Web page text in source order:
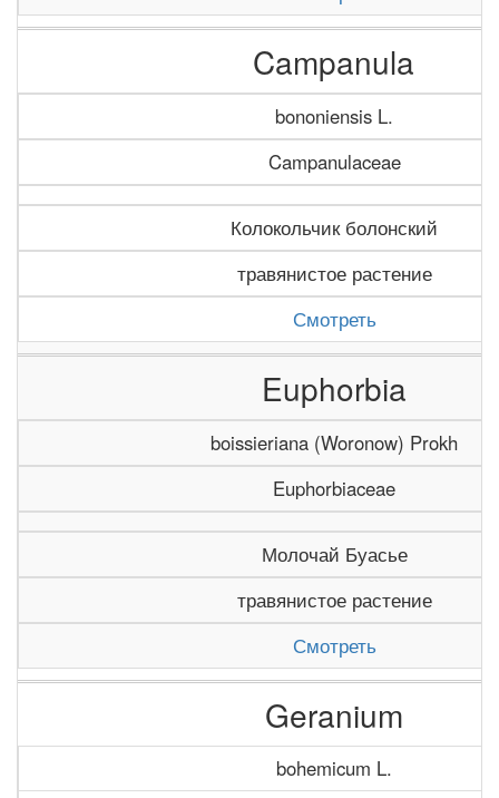
Campanula
bononiensis L.
Campanulaceae
Колокольчик болонский
травянистое растение
Смотреть
Euphorbia
boissieriana (Woronow) Prokh
Euphorbiaceae
Молочай Буасье
травянистое растение
Смотреть
Geranium
bohemicum L.